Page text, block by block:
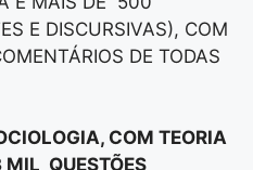
E DISCURSIVAS), COM
DE TODAS
COM TEORIA
MIL QUESTÕES